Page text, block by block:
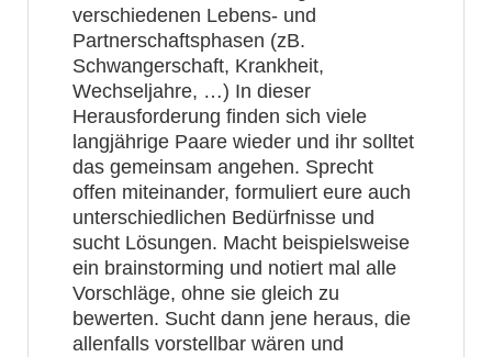
verschiedenen Lebens- und
Partnerschaftsphasen (zB.
Schwangerschaft, Krankheit,
Wechseljahre, …) In dieser
Herausforderung finden sich viele
langjährige Paare wieder und ihr solltet
das gemeinsam angehen. Sprecht
offen miteinander, formuliert eure auch
unterschiedlichen Bedürfnisse und
sucht Lösungen. Macht beispielsweise
ein brainstorming und notiert mal alle
Vorschläge, ohne sie gleich zu
bewerten. Sucht dann jene heraus, die
allenfalls vorstellbar wären und